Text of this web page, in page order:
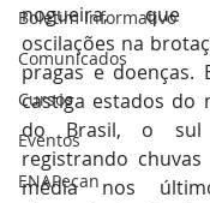
Boletim Informativo
Comunicados
Cursos
Eventos
ENAPecan
nogueira, que
oscilações na
pragas e doenças.
castiga estados do
do Brasil, o
registrando
média nos